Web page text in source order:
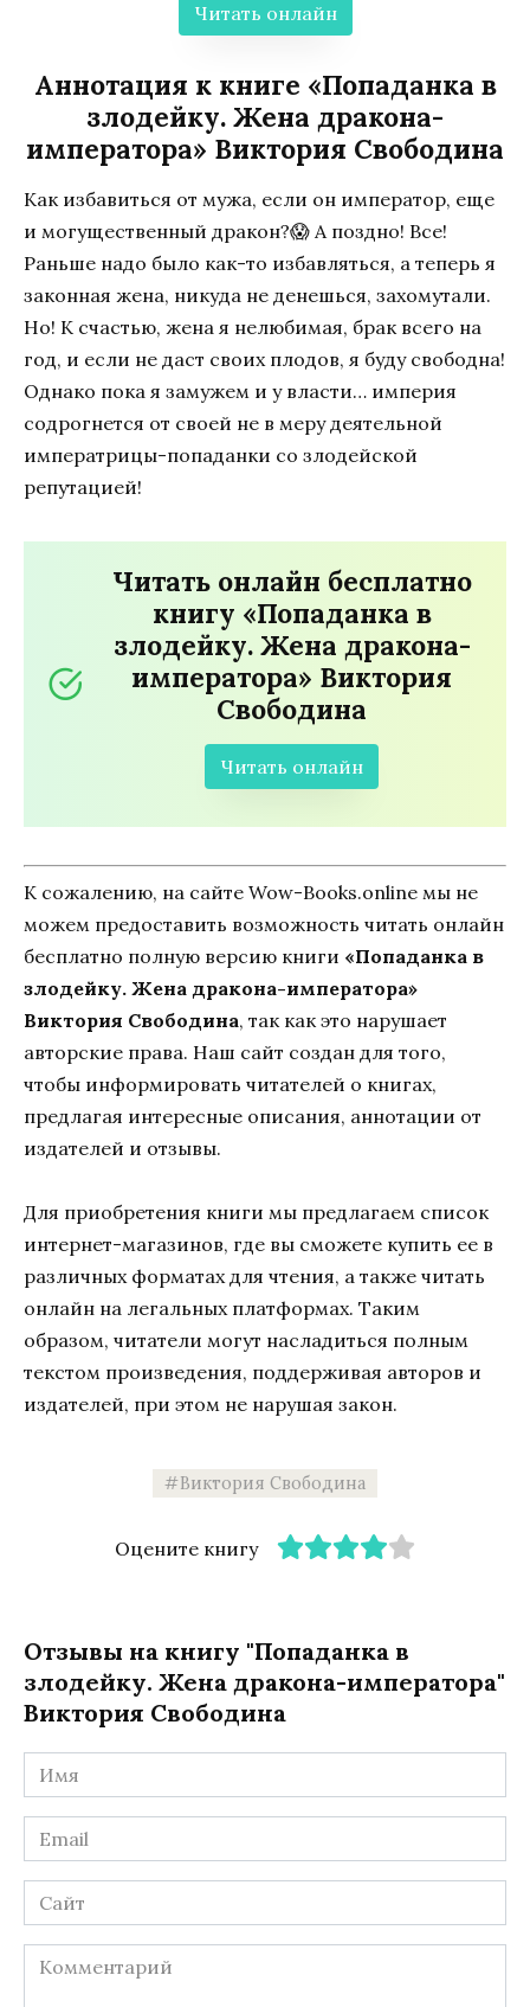
Читать онлайн
Аннотация к книге «Попаданка в
злодейку. Жена дракона-
императора» Виктория Свободина
Как избавиться от мужа, если он император, еще
и могущественный дракон?😱 А поздно! Все!
Раньше надо было как-то избавляться, а теперь я
законная жена, никуда не денешься, захомутали.
Но! К счастью, жена я нелюбимая, брак всего на
год, и если не даст своих плодов, я буду свободна!
Однако пока я замужем и у власти… империя
содрогнется от своей не в меру деятельной
императрицы-попаданки со злодейской
репутацией!
Читать онлайн бесплатно
книгу «Попаданка в
злодейку. Жена дракона-
императора» Виктория
Свободина
Читать онлайн
К сожалению, на сайте Wow-Books.online мы не
можем предоставить возможность читать онлайн
бесплатно полную версию книги «Попаданка в
злодейку. Жена дракона-императора»
Виктория Свободина, так как это нарушает
авторские права. Наш сайт создан для того,
чтобы информировать читателей о книгах,
предлагая интересные описания, аннотации от
издателей и отзывы.
Для приобретения книги мы предлагаем список
интернет-магазинов, где вы сможете купить ее в
различных форматах для чтения, а также читать
онлайн на легальных платформах. Таким
образом, читатели могут насладиться полным
текстом произведения, поддерживая авторов и
издателей, при этом не нарушая закон.
Виктория Свободина
Оцените книгу
Отзывы на книгу "Попаданка в
злодейку. Жена дракона-императора"
Виктория Свободина
Имя
*
Email
*
Сайт
Комментарий